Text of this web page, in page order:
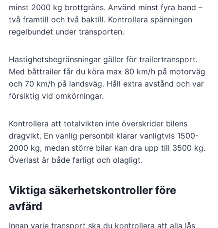
minst 2000 kg brottgräns. Använd minst fyra band –
två framtill och två baktill. Kontrollera spänningen
regelbundet under transporten.
Hastighetsbegränsningar gäller för trailertransport.
Med båttrailer får du köra max 80 km/h på motorväg
och 70 km/h på landsväg. Håll extra avstånd och var
försiktig vid omkörningar.
Kontrollera att totalvikten inte överskrider bilens
dragvikt. En vanlig personbil klarar vanligtvis 1500-
2000 kg, medan större bilar kan dra upp till 3500 kg.
Överlast är både farligt och olagligt.
Viktiga säkerhetskontroller före
avfärd
Innan varje transport ska du kontrollera att alla lås